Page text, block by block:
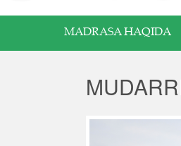
MADRASA HAQIDA